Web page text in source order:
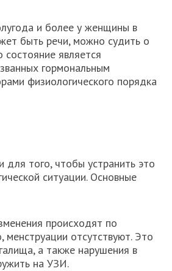
и более у женщины в
быть речи, можно судить о
является
гормональным
физиологического порядка
того, чтобы устранить это
ситуации. Основные
происходят по
менструации отсутствуют. Это
а также нарушения в
на УЗИ.